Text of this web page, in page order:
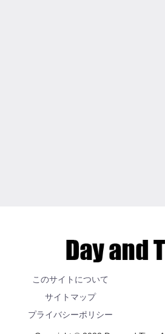
このサイトについて
サイトマップ
プライバシーポリシー